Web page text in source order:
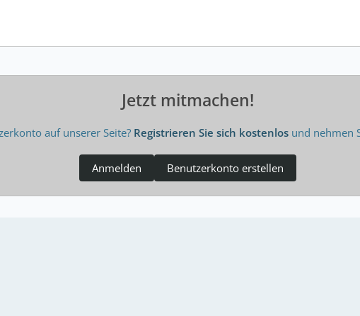
Jetzt mitmachen!
auf unserer Seite? Registrieren Sie sich kostenlosund nehmen
Benutzerkonto erstellen
Anmelden